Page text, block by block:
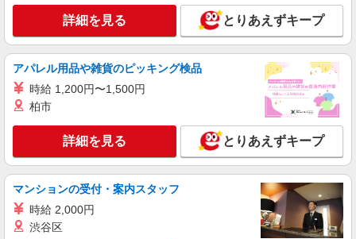
職業紹介
株式会社クオリティライフ・コンシェルジュ Q1015
マンション警備兼コンシェルジュスタッフ
時給1300円 ※深夜時給1625円 ※1勤務14,625
東京都江東区豊洲
キープ 詳細を見る
職業紹介
株式会社クオリティライフ・コンシェルジュ Q0332-2
マンション警備兼コンシェルジュスタッフ（夜
詳細を見る とりあえずキープ
アパレル用品や雑貨のピッキング検品
時給 1,200円〜1,500円
柏市
詳細を見る とりあえずキープ
マンションの受付・案内スタッフ
時給 2,000円
渋谷区